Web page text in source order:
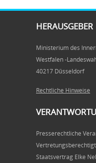
HERAUSGEBER
Ministerium des
Westfalen -
40217 Düsseldorf
Rechtliche Hinweise
Presserechtliche
Staatsvertrag Elke